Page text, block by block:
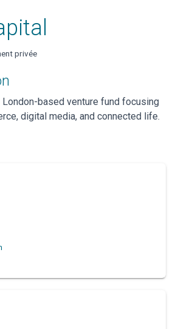
privée
London-based venture fund focusing
digital media, and connected life.